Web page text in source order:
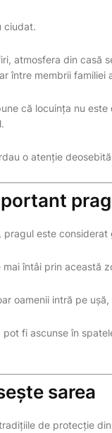
ciudat.
atmosfera din casă
între membrii familiei
că locuința nu
o atenție
este
întâi prin această
oamenii intră pe
pot fi ascunse în
sarea
de protecție